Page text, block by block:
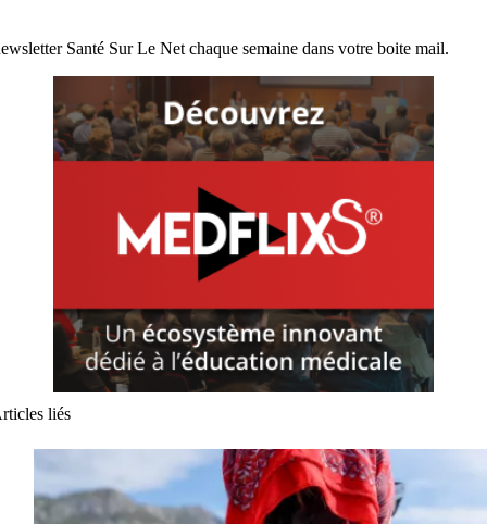
Santé Sur Le Net chaque semaine dans votre boite mail.
liés